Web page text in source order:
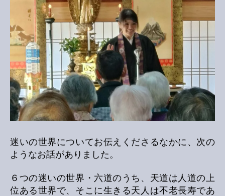
迷いの世界についてお伝えくださるなかに、次の
ようなお話がありました。
６つの迷いの世界・六道のうち、天道は人道の上
位ある世界で、そこに生きる天人は不老長寿であ